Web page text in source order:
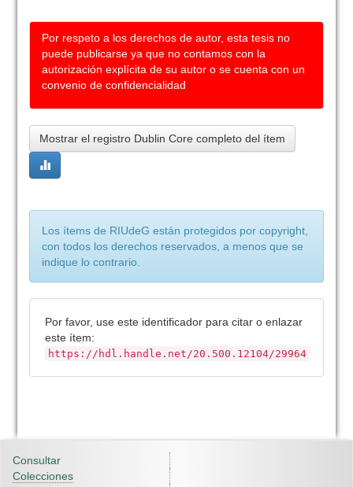
Por respeto a los derechos de autor, esta tesis no
puede publicarse ya que no contamos con la
autorización explícita de su autor o se cuenta con un
convenio de confidencialidad
Mostrar el registro Dublin Core completo del ítem
Los ítems de RIUdeG están protegidos por copyright,
con todos los derechos reservados, a menos que se
indique lo contrario.
Por favor, use este identificador para citar o enlazar
este ítem:
https://hdl.handle.net/20.500.12104/29964
Consultar
Colecciones